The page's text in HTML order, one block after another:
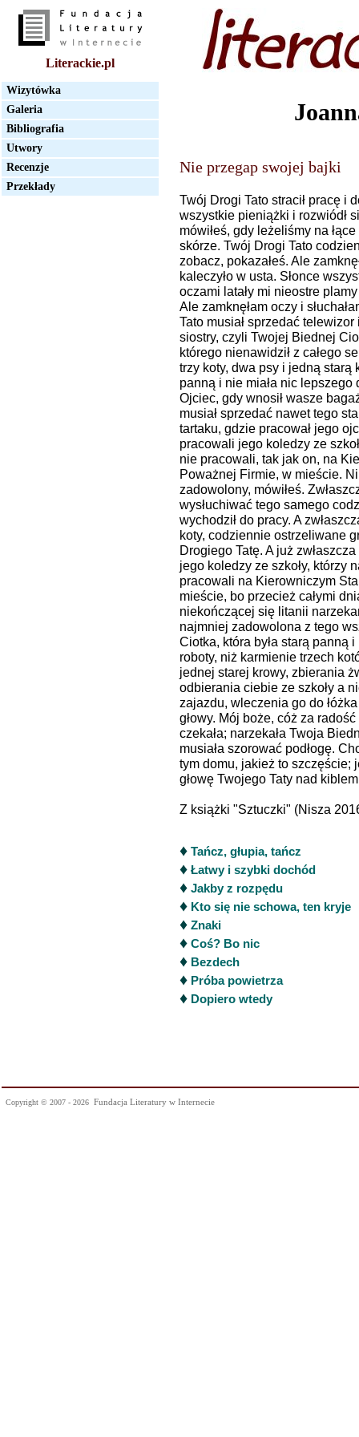
Literackie.pl
Wizytówka
Galeria
Bibliografia
Utwory
Recenzje
Przekłady
Nie przegap swojej bajki
Twój Drogi Tato stracił pracę i
wszystkie pieniążki i rozwiódł
mówiłeś, gdy leżeliśmy na
skórze. Twój Drogi Tato
zobacz, pokazałeś. Ale
kaleczyło w usta. Słonce
oczami latały mi nieostre
Ale zamknęłam oczy i
Tato musiał sprzedać
siostry, czyli Twojej Biednej
którego nienawidził z całego
trzy koty, dwa psy i jedną starą
panną i nie miała nic lepszego
Ojciec, gdy wnosił wasze
musiał sprzedać nawet tego
tartaku, gdzie pracował jego
pracowali jego koledzy ze
nie pracowali, tak jak on, na
Poważnej Firmie, w mieście.
zadowolony, mówiłeś.
wysłuchiwać tego samego
wychodził do pracy. A
koty, codziennie ostrzeliwane
Drogiego Tatę. A już
jego koledzy ze szkoły, którzy
pracowali na Kierowniczym
mieście, bo przecież całymi
niekończącej się litanii
najmniej zadowolona z tego
Ciotka, która była starą panną
roboty, niż karmienie trzech
jednej starej krowy, zbierania
odbierania ciebie ze szkoły a
zajazdu, wleczenia go do
głowy. Mój boże, cóż za
czekała; narzekała Twoja
musiała szorować podłogę.
tym domu, jakież to szczęście;
głowę Twojego Taty nad
Z książki "Sztuczki" (Nisza
♦ Tańcz, głupia, tańcz
♦ Łatwy i szybki dochód
♦ Jakby z rozpędu
♦ Kto się nie schowa, ten kryje
♦ Znaki
♦ Coś? Bo nic
♦ Bezdech
♦ Próba powietrza
♦ Dopiero wtedy
Copyright © 2007 - 2026 Fundacja Literatury w Internecie